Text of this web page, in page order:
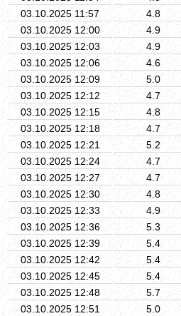
03.10.2025 11:57
4.8
03.10.2025 12:00
4.9
03.10.2025 12:03
4.9
03.10.2025 12:06
4.6
03.10.2025 12:09
5.0
03.10.2025 12:12
4.7
03.10.2025 12:15
4.8
03.10.2025 12:18
4.7
03.10.2025 12:21
5.2
03.10.2025 12:24
4.7
03.10.2025 12:27
4.7
03.10.2025 12:30
4.8
03.10.2025 12:33
4.9
03.10.2025 12:36
5.3
03.10.2025 12:39
5.4
03.10.2025 12:42
5.4
03.10.2025 12:45
5.4
03.10.2025 12:48
5.7
03.10.2025 12:51
5.0